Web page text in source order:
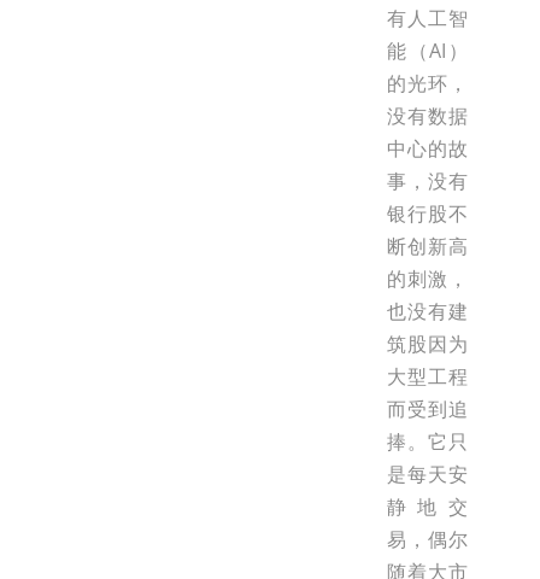
有人工智
能（AI）
的光环，
没有数据
中心的故
事，没有
银行股不
断创新高
的刺激，
也没有建
筑股因为
大型工程
而受到追
捧。它只
是每天安
静地交
易，偶尔
随着大市